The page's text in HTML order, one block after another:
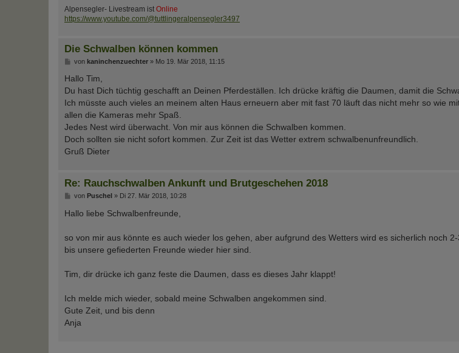
Alpensegler- Livestream ist Online
https://www.youtube.com/@tuttlingeralpensegler3497
Die Schwalben können kommen
B
i
r
a
g
von kaninchenzuechter» Mo 19. Mär 2018, 11:15
Hallo Tim,
Du hast Dich tüchtig geschafft an Deinen Pferdeställen. Ich drücke kräftig die Daumen, damit die
Ich müsste auch vieles an meinem alten Haus erneuern aber mit fast 70 läuft das nicht mehr so wie
allen die Kameras mehr Spaß.
Jedes Nest wird überwacht. Von mir aus können die Schwalben kommen.
Doch sollten sie nicht sofort kommen. Zur Zeit ist das Wetter extrem schwalbenunfreundlich.
Gruß Dieter
Re: Rauchschwalben Ankunft und Brutgeschehen 2018
B
i
g
von Puschel » Di 27. Mär 2018, 10:28
Hallo liebe Schwalbenfreunde,
so von mir aus könnte es auch wieder los gehen, aber aufgrund des Wetters wird es sicherlich noch 2-
bis unsere gefiederten Freunde wieder hier sind.
Tim, dir drücke ich ganz feste die Daumen, dass es dieses Jahr klappt!
Ich melde mich wieder, sobald meine Schwalben angekommen sind.
Gute Zeit, und bis denn
Anja